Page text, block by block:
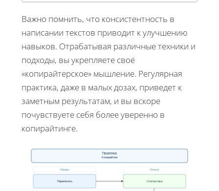
Важно помнить, что консистентность в
написании текстов приводит к улучшению
навыков. Отрабатывая различные техники и
подходы, вы укрепляете своё
«копирайтерское» мышление. Регулярная
практика, даже в малых дозах, приведет к
заметным результатам, и вы вскоре
почувствуете себя более уверенно в
копирайтинге.
Практика
Копирайтинг
Упражн. Польза
Переписать Стилистика